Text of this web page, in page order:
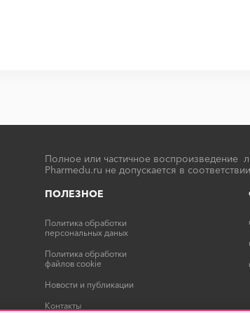
Полное или частичное воспроизведение
Pharmedu.ru не допускается в
ПОЛЕЗНОЕ
Политика обработки
персональных даных
Политика обработки
файлов cookie
Новости и публикации
Контакты